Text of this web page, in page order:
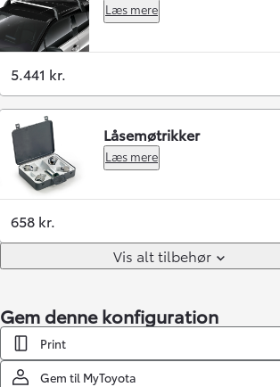
Læs mere
5.441 kr.
Låsemøtrikker
Læs mere
658 kr.
Vis alt tilbehør
Gem denne konfiguration
Print
Gem til MyToyota